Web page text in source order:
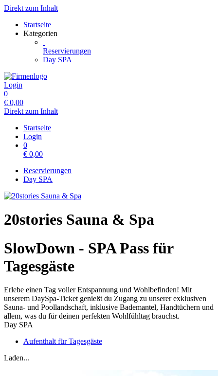
Direkt zum Inhalt
Startseite
Kategorien
Reservierungen
Day SPA
Login
0
€ 0,00
Direkt zum Inhalt
Startseite
Login
0
€ 0,00
Reservierungen
Day SPA
20stories Sauna & Spa
SlowDown - SPA Pass für
Tagesgäste
Erlebe einen Tag voller Entspannung und Wohlbefinden! Mit
unserem DaySpa-Ticket genießt du Zugang zu unserer exklusiven
Sauna- und Poollandschaft, inklusive Bademantel, Handtüchern und
allem, was du für deinen perfekten Wohlfühltag brauchst.
Day SPA
Aufenthalt für Tagesgäste
Laden...